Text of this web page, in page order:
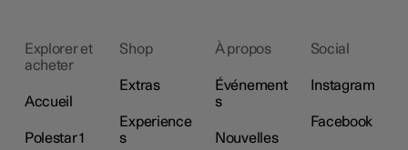
Explorer et
acheter
Accueil
Polestar 1
Shop
Extras
Experience
s
À propos
Événement
s
Nouvelles
Social
Instagram
Facebook